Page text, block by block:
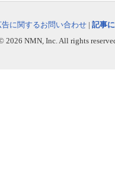
告に関するお問い合わせ | 記事
2026 NMN, Inc. All rights